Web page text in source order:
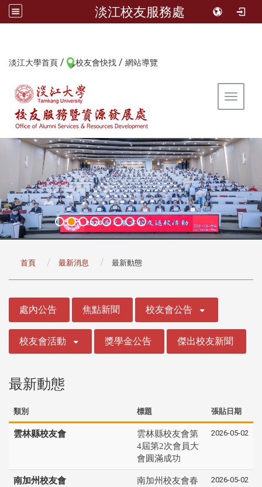
淡江校友服務處
淡江大學首頁 / 校友會快找 / 網站導覽
Toggle
首頁 最新消息 最新動態
處內公告 焦點新聞 校友會公告
校友會活動 獎學金公告 傑出校友新聞
最新動態
類別 標題 張貼日期
雲林縣校友會
雲林縣校友會第
4屆第2次會員大
會圓滿成功
2026-05-02
南加州校友會
南加州校友會春
2026-05-02